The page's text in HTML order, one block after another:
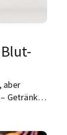
aber
Getränk